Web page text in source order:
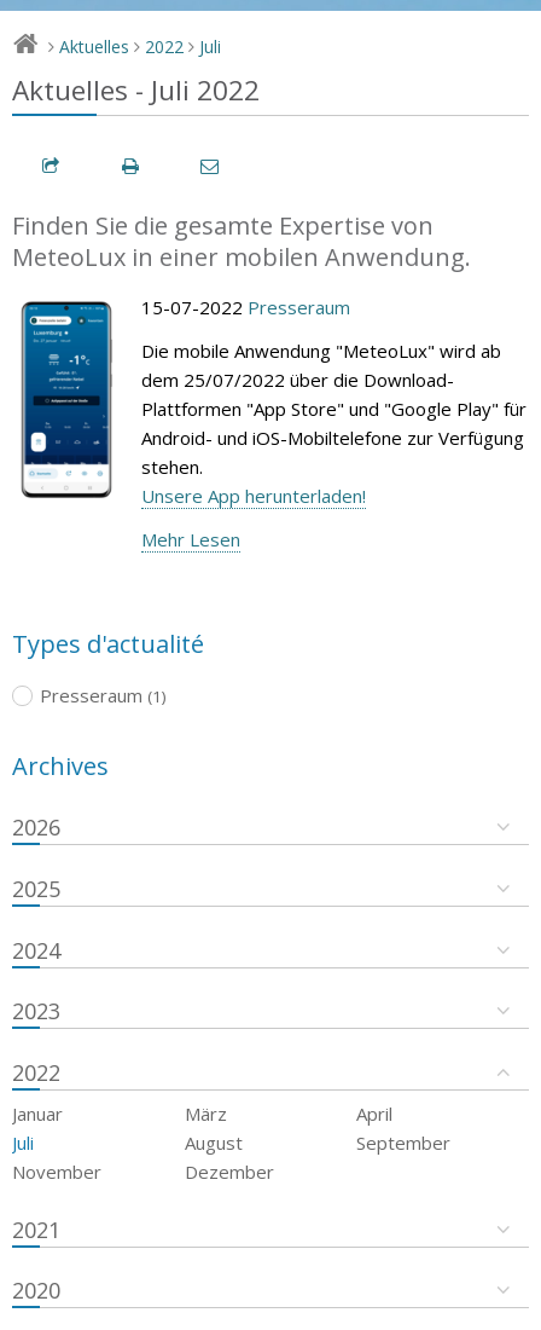
> Aktuelles > 2022 > Juli
Aktuelles - Juli 2022
Finden Sie die gesamte Expertise von
MeteoLux in einer mobilen Anwendung.
15-07-2022 Presseraum
Die mobile Anwendung "MeteoLux" wird ab
dem 25/07/2022 über die Download-
Plattformen "App Store" und "Google Play" für
Android- und iOS-Mobiltelefone zur Verfügung
stehen.
Unsere App herunterladen!
Mehr Lesen
Types d'actualité
Presseraum (1)
Archives
2026
2025
2024
2023
2022
Januar März
April
Juli
August
September
November
Dezember
2021
2020